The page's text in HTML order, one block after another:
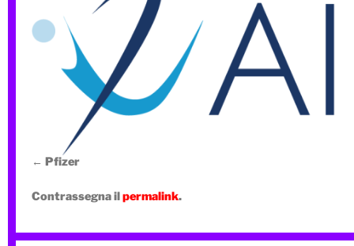
Pfizer
Contrassegna ilpermalink.